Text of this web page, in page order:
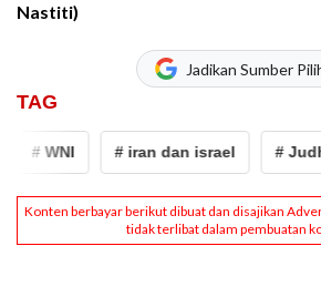
Nastiti)
Jadikan Sumber
TAG
# WNI # iran dan israel #